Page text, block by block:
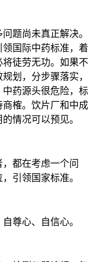
题尚未真正解决。
国际中药标准，着
徒劳无功。如果不
划，分步骤落实，
药源头很危险，标
榷。饮片厂和中成
情况可以预见。
都在考虑一个问
引领国家标准。
尊心、自信心。